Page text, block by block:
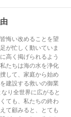
悔い改めることを望
が忙しく動いていま
高く掲げられるよう
たちは海の水を浄化
して、家庭から始め
建設する救いの御業
り全世界に広がると
ても、私たちの終わ
て顧みると、とても